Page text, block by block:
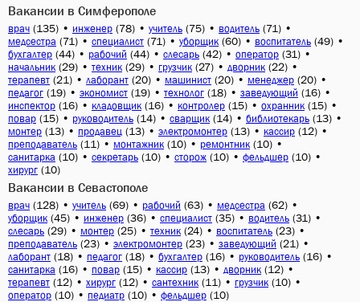
Вакансии в Симферополе
врач (135) • инженер (78) • учитель (75) • водитель (71) •
медсестра (71) • специалист (71) • уборщик (60) • воспитатель (49) •
бухгалтер (44) • рабочий (44) • слесарь (42) • оператор (31) •
начальник (29) • техник (29) • грузчик (27) • дворник (22) •
терапевт (21) • лаборант (20) • машинист (20) • менеджер (20) •
педагог (19) • экономист (19) • технолог (18) • заведующий (16) •
инспектор (16) • кладовщик (16) • контролер (15) • охранник (15) •
повар (15) • руководитель (14) • сварщик (14) • библиотекарь (13) •
монтер (13) • продавец (13) • электромонтер (13) • кассир (12) •
преподаватель (11) • монтажник (10) • ремонтник (10) •
санитарка (10) • секретарь (10) • сторож (10) • фельдшер (10) •
хирург (10)
Вакансии в Севастополе
врач (128) • учитель (69) • рабочий (63) • медсестра (62) •
уборщик (45) • инженер (36) • специалист (35) • водитель (31) •
слесарь (29) • монтер (25) • техник (24) • воспитатель (23) •
преподаватель (23) • электромонтер (23) • заведующий (21) •
лаборант (18) • педагог (18) • бухгалтер (16) • руководитель (16) •
санитарка (16) • повар (15) • кассир (13) • дворник (12) •
терапевт (12) • хирург (12) • сантехник (11) • грузчик (10) •
оператор (10) • педиатр (10) • фельдшер (10)